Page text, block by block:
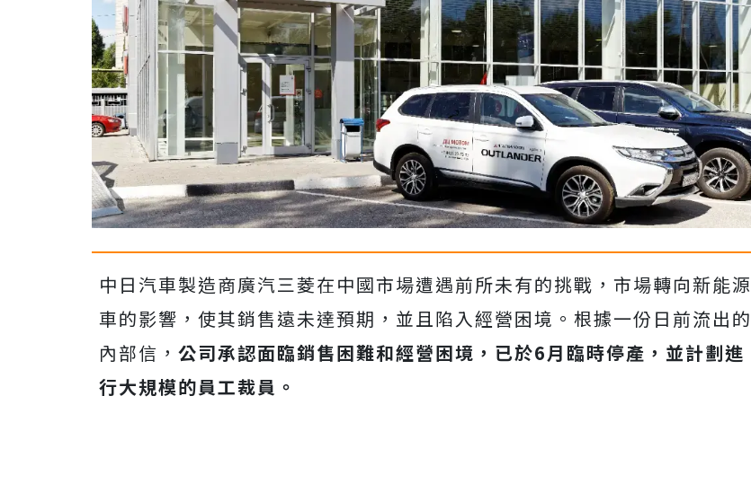
中日汽車製造商廣汽三菱在中國市場遭遇前所未有的挑戰，市場轉向新能源
車的影響，使其銷售遠未達預期，並且陷入經營困境。根據一份日前流出的
內部信， 公司承認面臨銷售困難和經營困境， 已於6月臨時停產，並計劃進
行大規模的員工裁員。